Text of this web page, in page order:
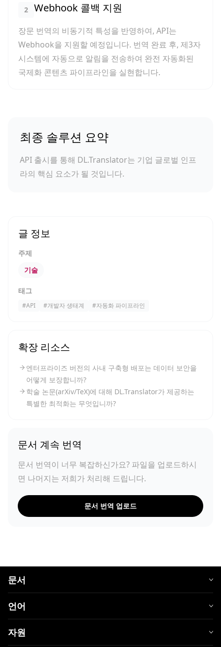
2 Webhook 콜백 지원
장문 번역의 비동기적 특성을 반영하여, API는
Webhook을 지원할 예정입니다. 번역 완료 후, 제3자
시스템에 자동으로 알림을 전송하여 완전 자동화된
국제화 콘텐츠 파이프라인을 실현합니다.
최종 솔루션 요약
API 출시를 통해 DL.Translator는 기업 글로벌 인프
라의 핵심 요소가 될 것입니다.
글 정보
주제
기술
태그
#API #개발자 생태계 #자동화 파이프라인
확장 리소스
엔터프라이즈 버전의 사내 구축형 배포는 데이터 보안을
어떻게 보장합니까?
학술 논문(arXiv/TeX)에 대해 DL.Translator가 제공하는
특별한 최적화는 무엇입니까?
문서 계속 번역
문서 번역이 너무 복잡하신가요? 파일을 업로드하시
면 나머지는 저희가 처리해 드립니다.
문서 번역 업로드
문서
언어
자원